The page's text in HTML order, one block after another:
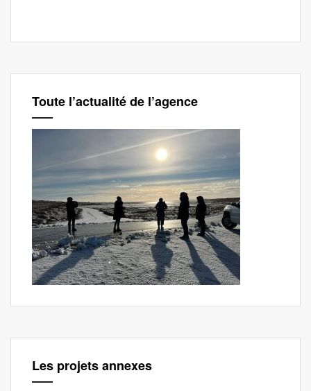
Toute l’actualité de l’agence
Les projets annexes